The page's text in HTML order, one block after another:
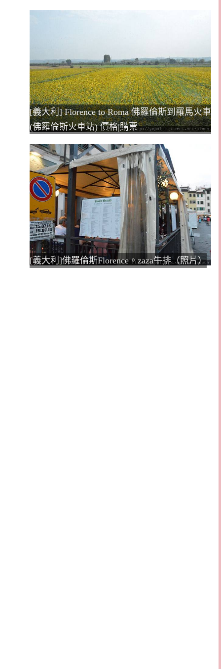
[義大利] Florence to Roma 佛羅倫斯到羅馬火車
(佛羅倫斯火車站) 價格|購票
[義大利]佛羅倫斯Florence。zaza牛排（照片）